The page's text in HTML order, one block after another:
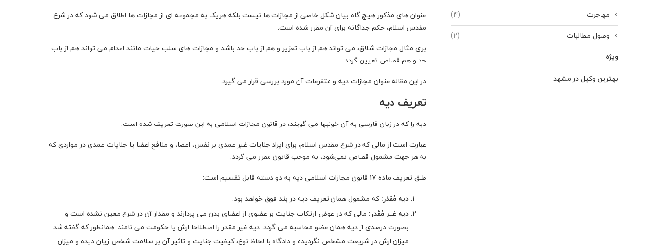
عنوان های مذکور هیچ گاه بیان شکل خاصی از مجازات ها نیست بلکه هریک به مجموعه ای از مجازات ها اطلاق می شود که در شرع
مقدس اسلام، حکم جداگانه برای آن مقرر شده است.
برای مثال مجازات شلاق، می تواند هم از باب تعزیر و هم از باب حد باشد و مجازات های سلب حیات مانند اعدام می تواند هم از باب
حد و هم قصاص تعیین گردد.
در این مقاله عنوان مجازات دیه و متفرعات آن مورد بررسی قرار می گیرد.
تعریف دیه
دیه را که در زبان فارسی به آن خونبها می گویند، در قانون مجازات اسلامی به این صورت تعریف شده است:
عبارت است از مالی که در شرع مقدس اسلام، برای ایراد جنایات غیر عمدی بر نفس، اعضا، و منافع اعضا یا جنایات عمدی در مواردی که
به هر جهت مشمول قصاص نمی‌شود، به موجب قانون مقرر می گردد.
طبق تعریف ماده 17 قانون مجازات اسلامی دیه به دو دسته قابل تقسیم است:
دیه مُقدَر:که مشمول همان تعریف دیه در بند فوق خواهد بود.
دیه غیر مُقَدر: مالی که در عوض ارتکاب جنایت بر عضوی از اعضای بدن می پردازند و مقدار آن در شرع معین نشده است و
بصورت درصدی از دیه همان عضو محاسبه می گردد. دیه غیر مقدر را اصطلاحا ارش یا حکومت می نامند. همانطور که گفته شد
میزان ارش در شریعت مشخص نگردیده و دادگاه با لحاظ نوع، کیفیت جنایت و تاثیر آن بر سلامت شخص زیان دیده و میزان
مهاجرت
(4)
وصول مطالبات
(2)
ویژه
بهترین وکیل در مشهد